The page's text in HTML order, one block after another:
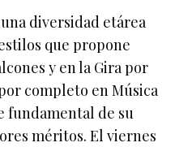
diversidad etárea
que propone
y en la Gira por
completo en Música
fundamental de su
méritos. El viernes